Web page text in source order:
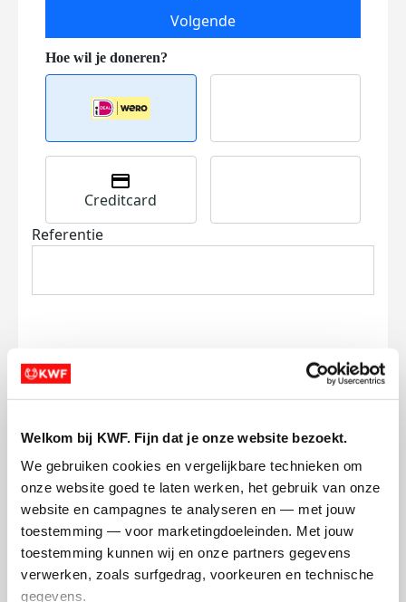
Welkom bij KWF. Fijn dat je onze website bezoekt.
We gebruiken cookies en vergelijkbare technieken om
onze website goed te laten werken, het gebruik van onze
website en campagnes te analyseren en — met jouw
toestemming — voor marketingdoeleinden. Met jouw
toestemming kunnen wij en onze partners gegevens
verwerken, zoals surfgedrag, voorkeuren en technische
gegevens.
Volgende
Creditcard
Referentie
Ik wil bijdragen aan de transactiekosten
Doneer nu
Opgehaald
€232